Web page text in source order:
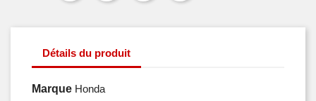
Détails du produit
Marque Honda